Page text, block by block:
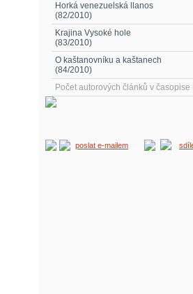
Horká venezuelská llanos
(82/2010)
Krajina Vysoké hole
(83/2010)
O kaštanovníku a kaštanech
(84/2010)
Počet autorových článků v časopise
poslat e-mailem